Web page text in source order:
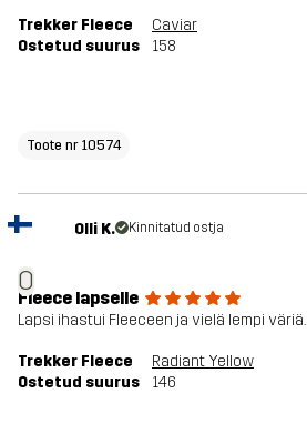
Trekker Fleece
Caviar
Ostetud suurus
158
Toote nr 10574
O
Olli K. Kinnitatud ostja
Fleece lapselle
Lapsi ihastui Fleeceen ja vielä lempi väriä.
Trekker Fleece
Radiant Yellow
Ostetud suurus
146